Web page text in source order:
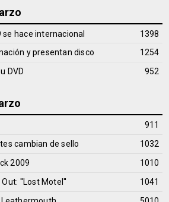
se hace internacional
1398
y presentan disco
1254
DVD
952
911
cambian de sello
1032
2009
1010
''Lost Motel''
1041